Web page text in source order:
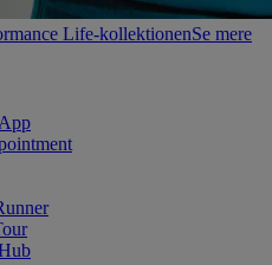
Life-kollektionenSe mere